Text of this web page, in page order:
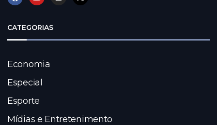
CATEGORIAS
Economia
Especial
Esporte
Mídias e Entretenimento